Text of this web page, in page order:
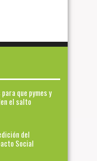
que pymes y
el salto
del
Social